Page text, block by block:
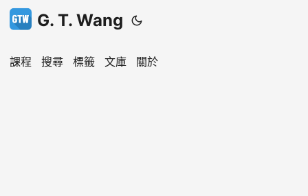
G. T. Wang
課程 搜尋 標籤 文庫 關於